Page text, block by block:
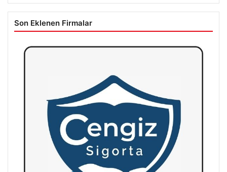
Son Eklenen Firmalar